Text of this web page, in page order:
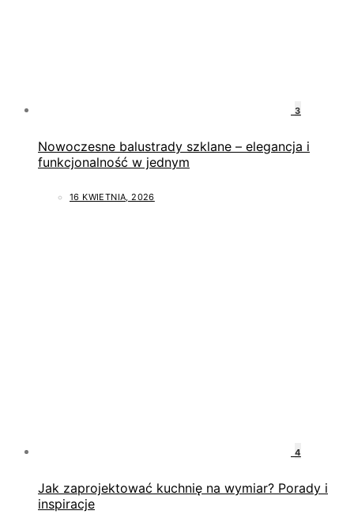
3
Nowoczesne balustrady szklane – elegancja i
funkcjonalność w jednym
16 KWIETNIA, 2026
4
Jak zaprojektować kuchnię na wymiar? Porady i
inspiracje